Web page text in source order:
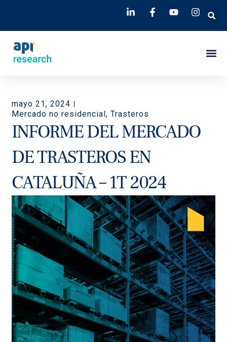
mayo 21, 2024
Mercado no residencial,Trasteros
INFORME DEL MERCADO
DE TRASTEROS EN
CATALUÑA – 1T 2024